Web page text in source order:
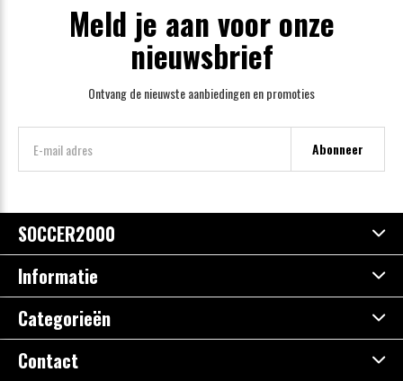
Meld je aan voor onze
nieuwsbrief
Ontvang de nieuwste aanbiedingen en promoties
Abonneer
SOCCER2000
Informatie
Categorieën
Contact